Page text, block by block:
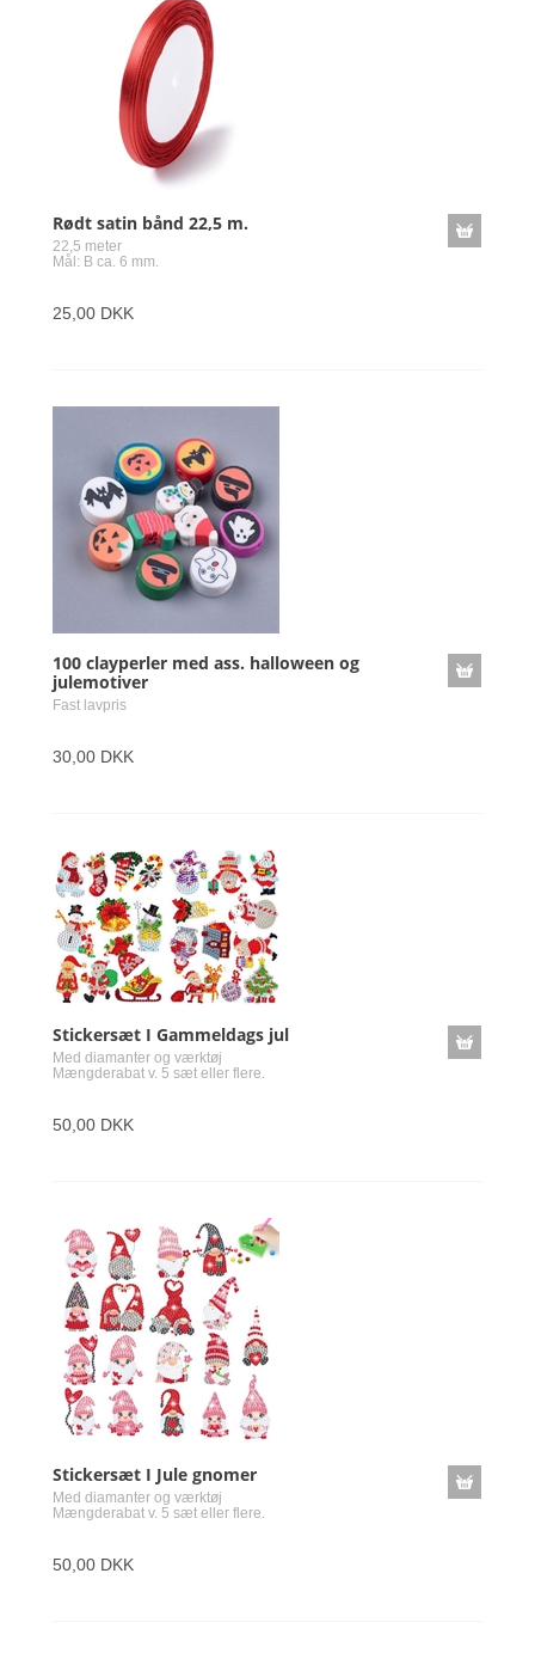
Rødt satin bånd 22,5 m.
22,5 meter
Mål: B ca. 6 mm.
25,00 DKK
100 clayperler med ass. halloween og
julemotiver
Fast lavpris
30,00 DKK
Stickersæt I Gammeldags jul
Med diamanter og værktøj
Mængderabat v. 5 sæt eller flere.
50,00 DKK
Stickersæt I Jule gnomer
Med diamanter og værktøj
Mængderabat v. 5 sæt eller flere.
50,00 DKK